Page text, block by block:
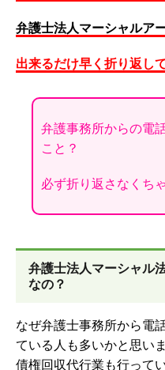
弁護士法人マーシャルア
出来るだけ早く折り返し
弁護事務所からの電
こと？
必ず折り返さなくち
弁護士法人マーシャル
なの？
なぜ弁護士事務所から電
ている人も多いかと思い
債権回収代行業も行ってい